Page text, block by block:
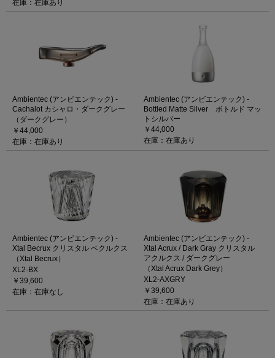
在庫：在庫あり
Ambientec (アンビエンテック) -
Cachalot カシャロ・ダークグレー
（ダークグレー）
￥44,000
在庫：在庫あり
Ambientec (アンビエンテック) -
Bottled Matte Silver ボトルド マッ
トシルバー
￥44,000
在庫：在庫あり
Ambientec (アンビエンテック) -
Xtal Becrux クリスタル ベクルクス
（Xtal Becrux）
XL2-BX
￥39,600
在庫：在庫なし
Ambientec (アンビエンテック) -
Xtal Acrux / Dark Gray クリスタル
アクルクス / ダークグレー
（Xtal Acrux Dark Grey）
XL2-AXGRY
￥39,600
在庫：在庫あり